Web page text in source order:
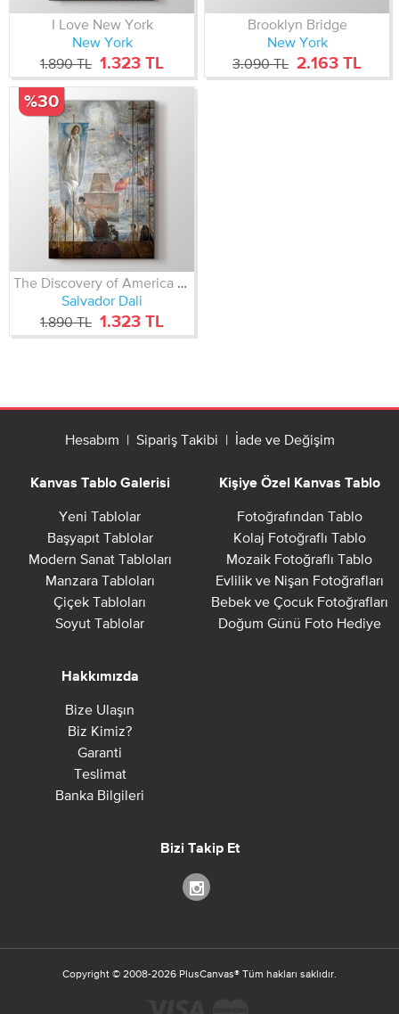
I Love New York
New York
1.890 TL 1.323 TL
Brooklyn Bridge
New York
3.090 TL 2.163 TL
The Discovery of America by Columbus
Salvador Dali
1.890 TL 1.323 TL
%30
Hesabım | Sipariş Takibi | İade ve Değişim
Kanvas Tablo Galerisi
Yeni Tablolar
Başyapıt Tablolar
Modern Sanat Tabloları
Manzara Tabloları
Çiçek Tabloları
Soyut Tablolar
Kişiye Özel Kanvas Tablo
Fotoğrafından Tablo
Kolaj Fotoğraflı Tablo
Mozaik Fotoğraflı Tablo
Evlilik ve Nişan Fotoğrafları
Bebek ve Çocuk Fotoğrafları
Doğum Günü Foto Hediye
Hakkımızda
Bize Ulaşın
Biz Kimiz?
Garanti
Teslimat
Banka Bilgileri
Bizi Takip Et
Copyright © 2008-2026 PlusCanvas® Tüm hakları saklıdır.